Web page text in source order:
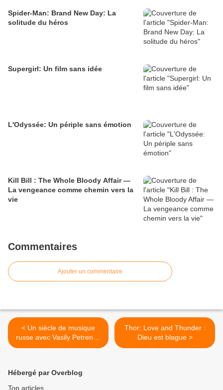
Spider-Man: Brand New Day: La
solitude du héros
Supergirl: Un film sans idée
L'Odyssée: Un périple sans émotion
Kill Bill : The Whole Bloody Affair —
La vengeance comme chemin vers la
vie
Commentaires
Ajouter un commentaire
< Un siècle de musique
russe avec Vasily Petrenko
et le Philhar
Thor: Love and Thunder :
Dieu est blague >
Hébergé par Overblog
Top articles